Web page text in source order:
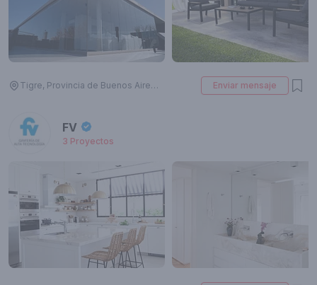
Tigre, Provincia de Buenos Aires, Argentina Enviar mensaje
FV
3 Proyectos